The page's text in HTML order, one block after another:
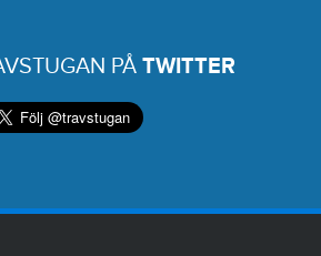
PÅ TWITTER